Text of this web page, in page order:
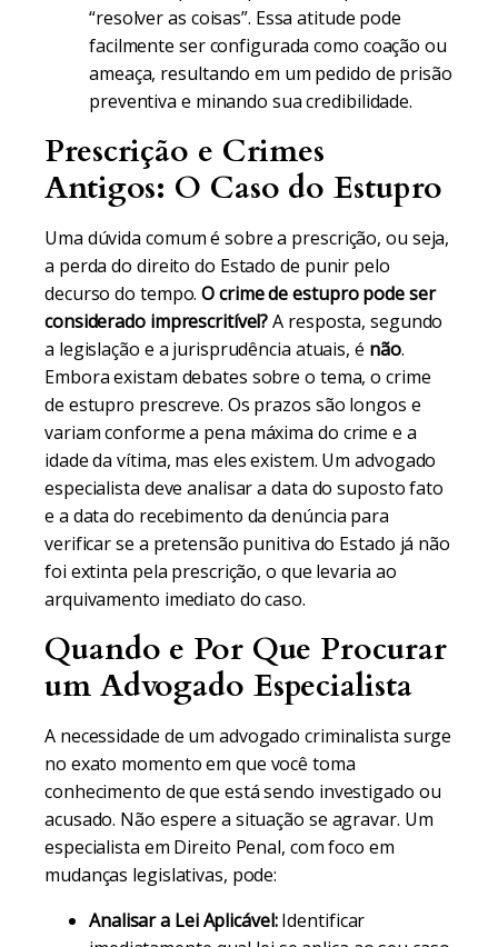
“resolver as coisas”. Essa atitude pode
facilmente ser configurada como coação ou
ameaça, resultando em um pedido de prisão
preventiva e minando sua credibilidade.
Prescrição e Crimes
Antigos: O Caso do Estupro
Uma dúvida comum é sobre a prescrição, ou seja,
a perda do direito do Estado de punir pelo
decurso do tempo.O crime de estupro pode ser
considerado imprescritível?A resposta, segundo
a legislação e a jurisprudência atuais, é não.
Embora existam debates sobre o tema, o crime
de estupro prescreve. Os prazos são longos e
variam conforme a pena máxima do crime e a
idade da vítima, mas eles existem. Um advogado
especialista deve analisar a data do suposto fato
e a data do recebimento da denúncia para
verificar se a pretensão punitiva do Estado já não
foi extinta pela prescrição, o que levaria ao
arquivamento imediato do caso.
Quando e Por Que Procurar
um Advogado Especialista
A necessidade de um advogado criminalista surge
no exato momento em que você toma
conhecimento de que está sendo investigado ou
acusado. Não espere a situação se agravar. Um
especialista em Direito Penal, com foco em
mudanças legislativas, pode:
Analisar a Lei Aplicável:Identificar